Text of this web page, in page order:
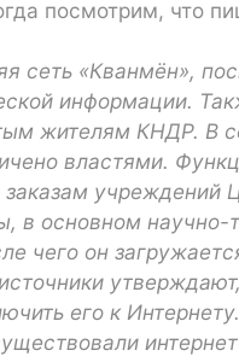
посмотрим, что
сеть «Кванмён»,
информации.
жителям КНДР. В
властями.
учреждений
в основном научно-
чего он
его к